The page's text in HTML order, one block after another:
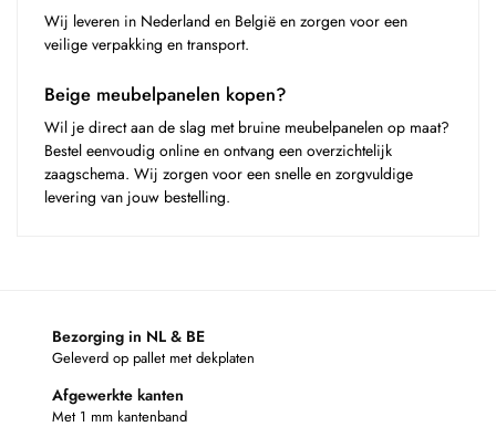
Wij leveren in Nederland en België en zorgen voor een
veilige verpakking en transport.
Beige meubelpanelen kopen?
Wil je direct aan de slag met bruine meubelpanelen op maat?
Bestel eenvoudig online en ontvang een overzichtelijk
zaagschema. Wij zorgen voor een snelle en zorgvuldige
levering van jouw bestelling.
Bezorging in NL & BE
Geleverd op pallet met dekplaten
Afgewerkte kanten
Met 1 mm kantenband